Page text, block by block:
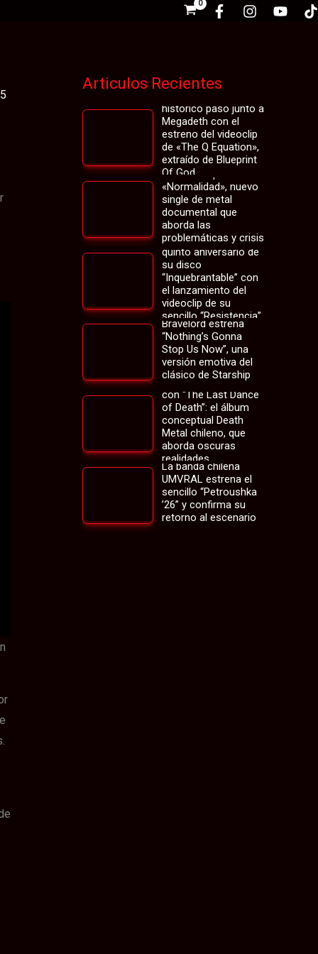
Articulos Recientes
histórico paso junto a
Megadeth con el
estreno del videoclip
de «The Q Equation»,
extraído de Blueprint
Of God
La banda chilena
Asíncrono presenta
«Normalidad», nuevo
single de metal
documental que
aborda las
problemáticas y crisis
de la sociedad actual
Plegaria celebra el
quinto aniversario de
su disco
“Inquebrantable” con
el lanzamiento del
videoclip de su
sencillo “Resistencia”
Bravelord estrena
“Nothing’s Gonna
Stop Us Now”, una
versión emotiva del
clásico de Starship
Soulinpain regresa
con “The Last Dance
of Death”: el álbum
conceptual Death
Metal chileno, que
aborda oscuras
realidades
La banda chilena
UMVRAL estrena el
sencillo “Petroushka
’26” y confirma su
retorno al escenario